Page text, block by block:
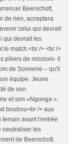
Beerschott,
de rien, acceptera
celui qui devrait
qui devrait les
le match.<br /> <br />
piliers de missioni- il
de Sonnerie – qu'il
équipe. Jeune
de son
et son «Ngonga ».
boubou<br /> aux
avant l'entrée
neutraliser les
de Beerschott.